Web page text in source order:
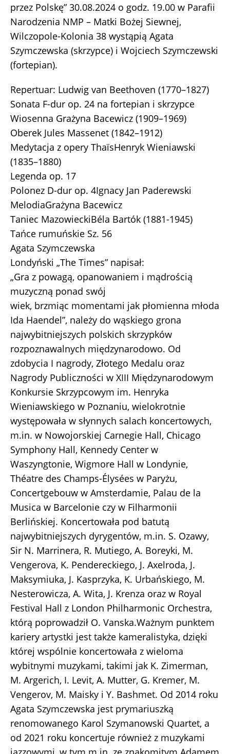
przez Polskę” 30.08.2024 o godz. 19.00 w Parafii
Narodzenia NMP – Matki Bożej Siewnej,
Wilczopole-Kolonia 38 wystąpią Agata
Szymczewska (skrzypce) i Wojciech Szymczewski
(fortepian).
Repertuar: Ludwig van Beethoven (1770–1827)
Sonata F-dur op. 24 na fortepian i skrzypce
Wiosenna Grażyna Bacewicz (1909–1969)
Oberek Jules Massenet (1842–1912)
Medytacja z opery ThaïsHenryk Wieniawski
(1835–1880)
Legenda op. 17
Polonez D-dur op. 4Ignacy Jan Paderewski
MelodiaGrażyna Bacewicz
Taniec MazowieckiBéla Bartók (1881-1945)
Tańce rumuńskie Sz. 56
Agata Szymczewska
Londyński „The Times” napisał:
„Gra z powagą, opanowaniem i mądrością
muzyczną ponad swój
wiek, brzmiąc momentami jak płomienna młoda
Ida Haendel”, należy do wąskiego grona
najwybitniejszych polskich skrzypków
rozpoznawalnych międzynarodowo. Od
zdobycia I nagrody, Złotego Medalu oraz
Nagrody Publiczności w XIII Międzynarodowym
Konkursie Skrzypcowym im. Henryka
Wieniawskiego w Poznaniu, wielokrotnie
występowała w słynnych salach koncertowych,
m.in. w Nowojorskiej Carnegie Hall, Chicago
Symphony Hall, Kennedy Center w
Waszyngtonie, Wigmore Hall w Londynie,
Théatre des Champs-Élysées w Paryżu,
Concertgebouw w Amsterdamie, Palau de la
Musica w Barcelonie czy w Filharmonii
Berlińskiej. Koncertowała pod batutą
najwybitniejszych dyrygentów, m.in. S. Ozawy,
Sir N. Marrinera, R. Mutiego, A. Boreyki, M.
Vengerova, K. Pendereckiego, J. Axelroda, J.
Maksymiuka, J. Kasprzyka, K. Urbańskiego, M.
Nesterowicza, A. Wita, J. Krenza oraz w Royal
Festival Hall z London Philharmonic Orchestra,
którą poprowadził O. Vanska.Ważnym punktem
kariery artystki jest także kameralistyka, dzięki
której wspólnie koncertowała z wieloma
wybitnymi muzykami, takimi jak K. Zimerman,
M. Argerich, I. Levit, A. Mutter, G. Kremer, M.
Vengerov, M. Maisky i Y. Bashmet. Od 2014 roku
Agata Szymczewska jest prymariuszką
renomowanego Karol Szymanowski Quartet, a
od 2021 roku koncertuje również z muzykami